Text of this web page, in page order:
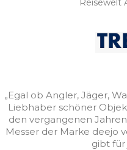
Reisewelt
„Egal ob Angler, Jäger,
Liebhaber schöner
den vergangenen
Messer der Marke deejo
gibt für